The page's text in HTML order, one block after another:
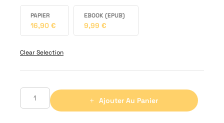
PAPIER
16,90 €
EBOOK (EPUB)
9,99 €
Clear Selection
Ajouter Au Panier